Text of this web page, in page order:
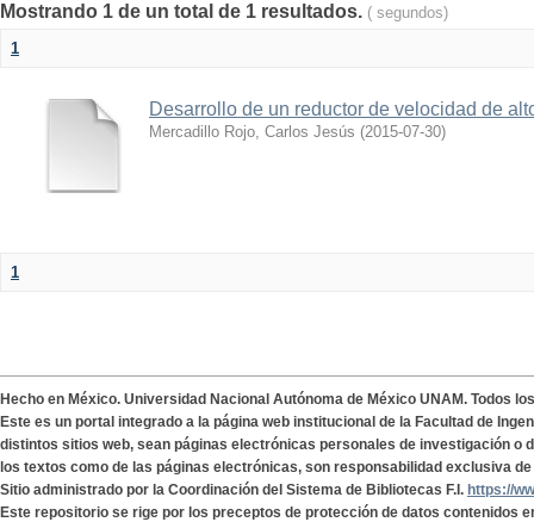
Mostrando 1 de un total de 1 resultados. ( segundos)
1
Desarrollo de un reductor de velocidad de
Mercadillo Rojo, Carlos Jesús (2015-07-30)
1
Hecho en México. Universidad Nacional Autónoma de México UNAM. Todos
Este es un portal integrado a la página web institucional de la Facultad de
distintos sitios web, sean páginas electrónicas personales de investigación o
los textos como de las páginas electrónicas, son responsabilidad exclusiva
Sitio administrado por la Coordinación del Sistema de Bibliotecas F.I. https://
Este repositorio se rige por los preceptos de protección de datos contenidos